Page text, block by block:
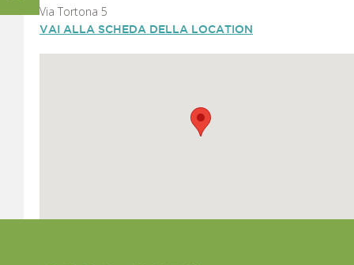
Via Tortona 5
VAI ALLA SCHEDA DELLA LOCATION